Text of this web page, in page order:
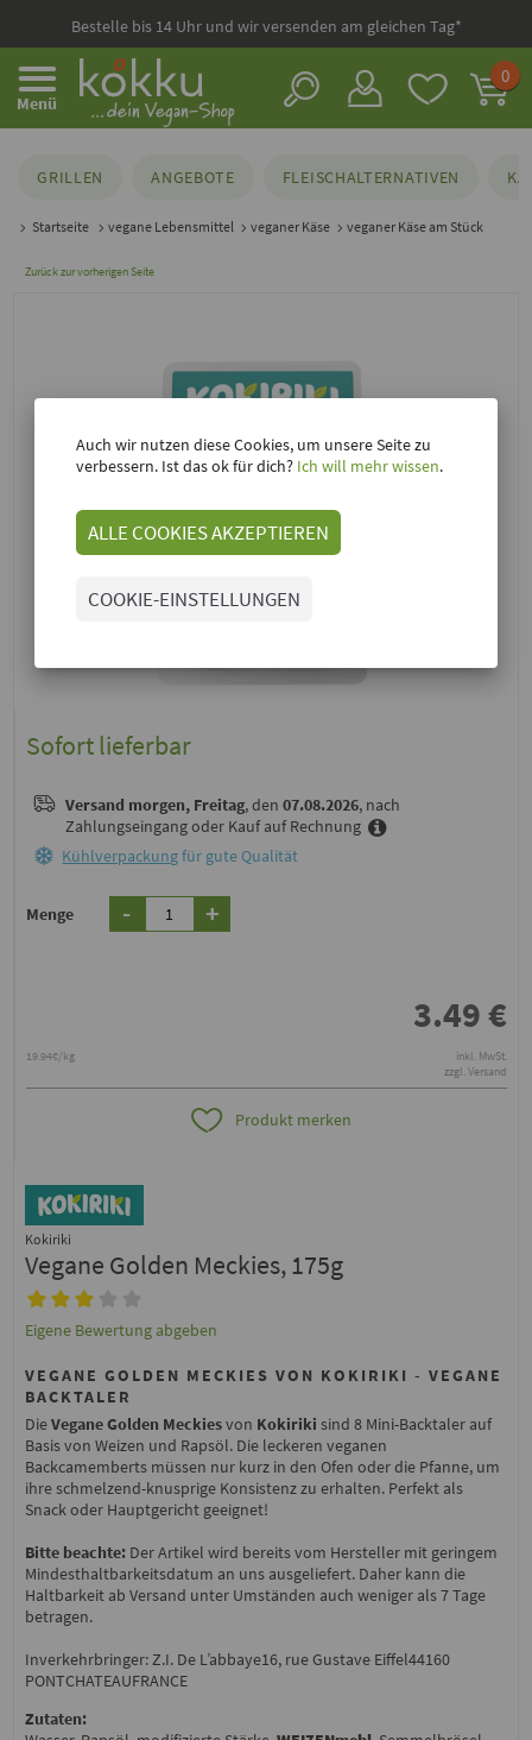
Bestelle bis 14 Uhr und wir versenden am gleichen Tag*
Menü
0
GRILLEN ANGEBOTE FLEISCHALTERNATIVEN
Startseite vegane Lebensmittel veganer Käse veganer Käse am Stück
Zurück zur vorherigen Seite
Sofort lieferbar
Versand morgen, Freitag, den07.08.2026, nach
Zahlungseingang oder Kauf auf Rechnung
Kühlverpackungfür gute Qualität
Menge - +
3.49€
19.94€/kg
inkl. MwSt.
zzgl. Versand
Produkt merken
Kokiriki
Vegane Golden Meckies, 175g
Eigene Bewertung abgeben
VEGANE GOLDEN MECKIES VON KOKIRIKI - VEGANE
BACKTALER
DieVegane Golden Meckiesvon Kokiriki sind 8 Mini-Backtaler auf
Basis von Weizen und Rapsöl. Die leckeren veganen
Backcamemberts müssen nur kurz in den Ofen oder die Pfanne, um
ihre schmelzend-knusprige Konsistenz zu erhalten. Perfekt als
Snack oder Hauptgericht geeignet!
Bitte beachte:Der Artikel wird bereits vom Hersteller mit geringem
Mindesthaltbarkeitsdatum an uns ausgeliefert. Daher kann die
Haltbarkeit ab Versand unter Umständen auch weniger als 7 Tage
betragen.
Inverkehrbringer: Z.I. De L’abbaye16, rue Gustave Eiffel44160
PONTCHATEAUFRANCE
Zutaten:
Auch wir nutzen diese Cookies, um unsere Seite zu
verbessern. Ist das ok für dich? Ich will mehr wissen.
ALLE COOKIES AKZEPTIEREN
COOKIE-EINSTELLUNGEN